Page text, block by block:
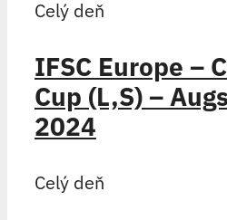
Celý deň
IFSC Europe –
Cup (L,S) –
2024
Celý deň